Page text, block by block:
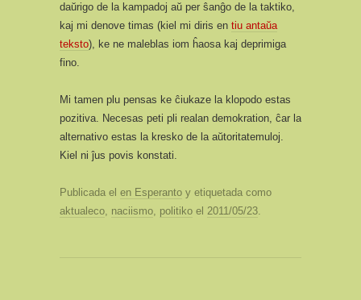
daŭrigo de la kampadoj aŭ per ŝanĝo de la taktiko,
kaj mi denove timas (kiel mi diris en tiu antaŭa
teksto), ke ne maleblas iom ĥaosa kaj deprimiga
fino.
Mi tamen plu pensas ke ĉiukaze la klopodo estas
pozitiva. Necesas peti pli realan demokration, ĉar la
alternativo estas la kresko de la aŭtoritatemuloj.
Kiel ni ĵus povis konstati.
Publicada el en Esperanto y etiquetada como
aktualeco, naciismo, politiko el 2011/05/23.